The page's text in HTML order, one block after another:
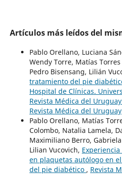
Artículos más leídos del
Pablo Orellano, Luciana
Wendy Torre, Matías
Pedro Bisensang, Lilián
tratamiento del pie
Hospital de Clínicas.
Revista Médica del
Revista Médica del Uruguay
Pablo Orellano, Matías
Colombo, Natalia Lamela,
Maximiliano Berro,
Lilian Vucovich,
en plaquetas autólogo en
del pie diabético , Revista